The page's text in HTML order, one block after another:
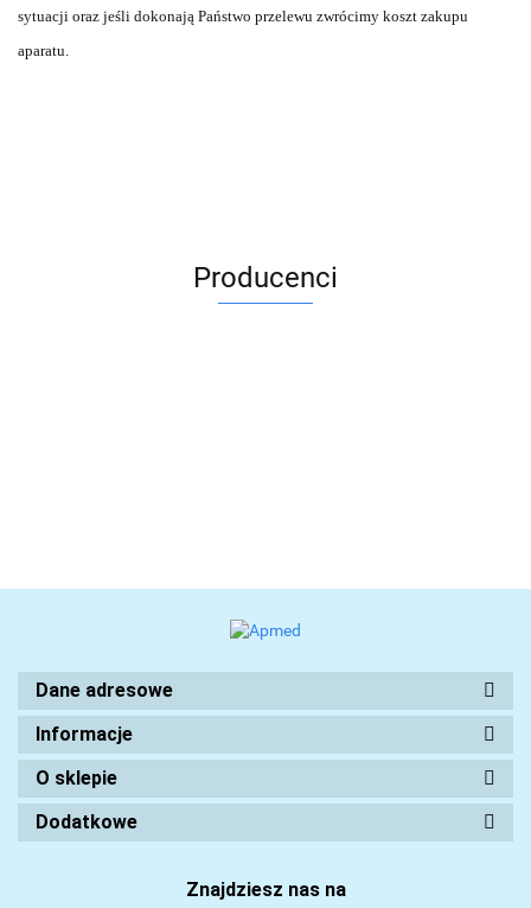
sytuacji oraz jeśli dokonają Państwo przelewu zwrócimy koszt zakupu
aparatu.
Producenci
Dane adresowe
Informacje
O sklepie
Dodatkowe
Znajdziesz nas na